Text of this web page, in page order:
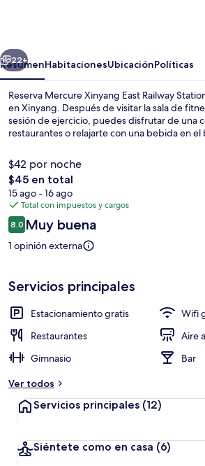
Station
Siguiente
22+
ResumenHabitacionesUbicaciónPolíticas
Reserva Mercure Xinyang East Railway
en Xinyang. Después de visitar la sala de
sesión de ejercicio, puedes disfrutar de una
restaurantes o relajarte con una bebida en el
$42 por noche
El
precio
total
es
de
$45
$45 en total
15 ago - 16 ago
Total con impuestos y cargos
Opiniones
8.08.0 de 10,
Muy buena
1 opinión externa
Servicios principales
Estacionamiento gratis
Wifi
Restaurantes
Aire
Gimnasio
Bar
Ver todos
Servicios principales (12)
Siéntete como en casa (6)